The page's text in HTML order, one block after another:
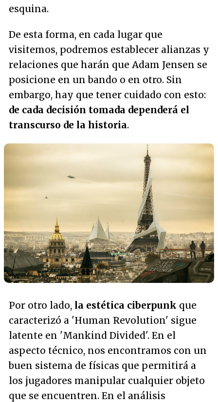
esquina.
De esta forma, en cada lugar que
visitemos, podremos establecer alianzas y
relaciones que harán que Adam Jensen se
posicione en un bando o en otro. Sin
embargo, hay que tener cuidado con esto:
de cada decisión tomada dependerá el
transcurso de la historia.
Por otro lado, la estética ciberpunk que
caracterizó a 'Human Revolution' sigue
latente en 'Mankind Divided'. En el
aspecto técnico, nos encontramos con un
buen sistema de físicas que permitirá a
los jugadores manipular cualquier objeto
que se encuentren. En el análisis